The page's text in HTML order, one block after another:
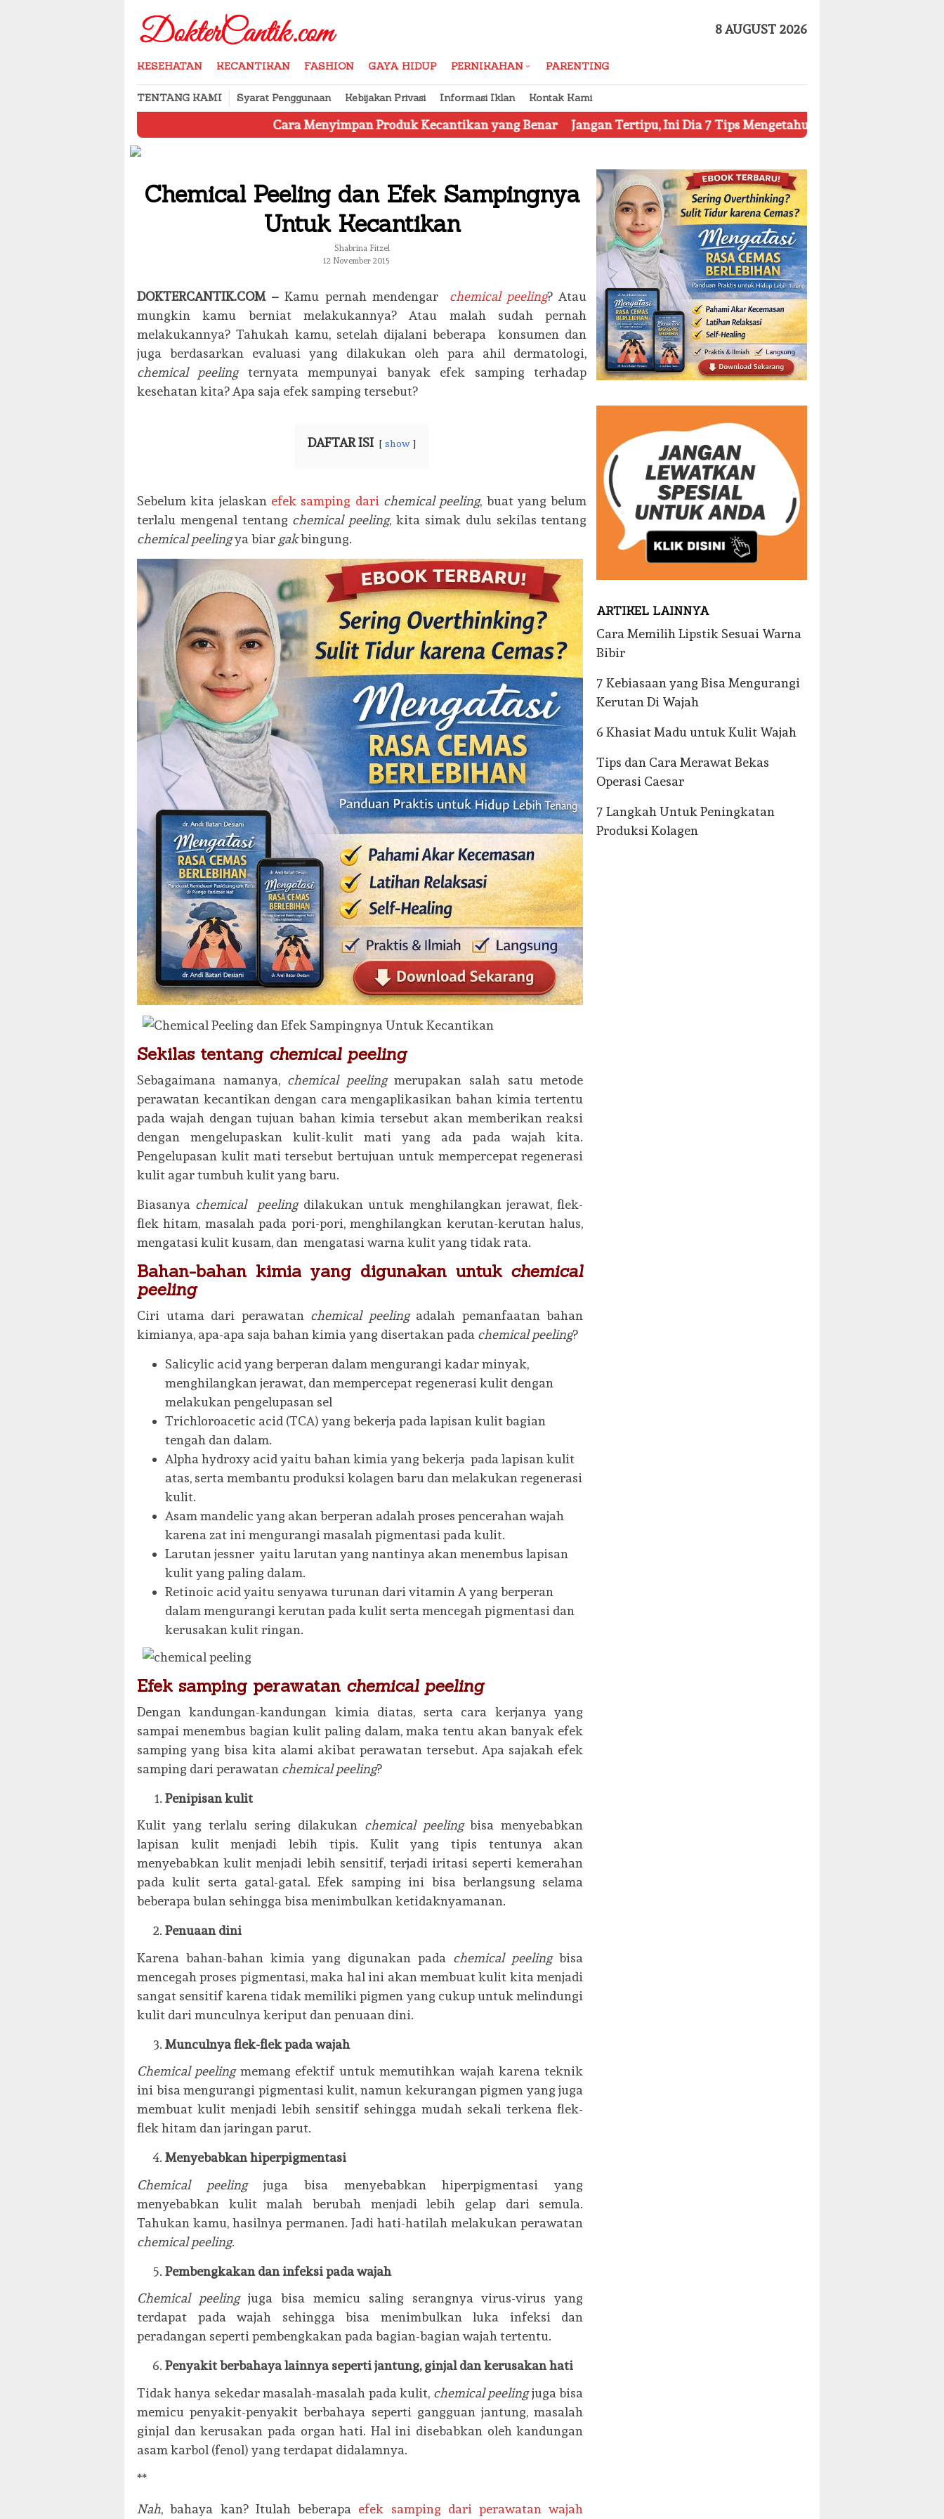
content
8 AUGUST 2026
KESEHATAN KECANTIKAN FASHION GAYA HIDUP PERNIKAHAN PARENTING
TENTANG KAMI Syarat Penggunaan Kebijakan Privasi Informasi Iklan Kontak Kami
Cara Menyimpan Produk Kecantikan yang Benar Jangan Tertipu, Ini Dia 7 Tips Mengetahui Kosmetik Palsu
Chemical Peeling dan Efek Sampingnya
Untuk Kecantikan
Shabrina Fitzel
12 November 2015
DOKTERCANTIK.COM – Kamu pernah mendengar chemical peeling? Atau
mungkin kamu berniat melakukannya? Atau malah sudah pernah
melakukannya? Tahukah kamu, setelah dijalani beberapa konsumen dan
juga berdasarkan evaluasi yang dilakukan oleh para ahil dermatologi,
chemical peelingternyata mempunyai banyak efek samping terhadap
kesehatan kita? Apa saja efek samping tersebut?
DAFTAR ISI show
Sebelum kita jelaskan efek samping dari chemical peeling, buat yang belum
terlalu mengenal tentang chemical peeling, kita simak dulu sekilas tentang
chemical peelingya biar gakbingung.
Sekilas tentang chemical peeling
Sebagaimana namanya, chemical peelingmerupakan salah satu metode
perawatan kecantikan dengan cara mengaplikasikan bahan kimia tertentu
pada wajah dengan tujuan bahan kimia tersebut akan memberikan reaksi
dengan mengelupaskan kulit-kulit mati yang ada pada wajah kita.
Pengelupasan kulit mati tersebut bertujuan untuk mempercepat regenerasi
kulit agar tumbuh kulit yang baru.
Biasanya chemical peelingdilakukan untuk menghilangkan jerawat, flek-
flek hitam, masalah pada pori-pori, menghilangkan kerutan-kerutan halus,
mengatasi kulit kusam, dan mengatasi warna kulit yang tidak rata.
Bahan-bahan kimia yang digunakan untuk chemical
peeling
Ciri utama dari perawatan chemical peelingadalah pemanfaatan bahan
kimianya, apa-apa saja bahan kimia yang disertakan pada chemical peeling?
Salicylic acid yang berperan dalam mengurangi kadar minyak,
menghilangkan jerawat, dan mempercepat regenerasi kulit dengan
melakukan pengelupasan sel
Trichloroacetic acid (TCA) yang bekerja pada lapisan kulit bagian
tengah dan dalam.
Alpha hydroxy acid yaitu bahan kimia yang bekerja pada lapisan kulit
atas, serta membantu produksi kolagen baru dan melakukan regenerasi
kulit.
Asam mandelic yang akan berperan adalah proses pencerahan wajah
karena zat ini mengurangi masalah pigmentasi pada kulit.
Larutan jessner yaitu larutan yang nantinya akan menembus lapisan
kulit yang paling dalam.
Retinoic acid yaitu senyawa turunan dari vitamin A yang berperan
dalam mengurangi kerutan pada kulit serta mencegah pigmentasi dan
kerusakan kulit ringan.
Efek samping perawatan chemical peeling
Dengan kandungan-kandungan kimia diatas, serta cara kerjanya yang
sampai menembus bagian kulit paling dalam, maka tentu akan banyak efek
samping yang bisa kita alami akibat perawatan tersebut. Apa sajakah efek
samping dari perawatan chemical peeling?
Penipisan kulit
Kulit yang terlalu sering dilakukan chemical peelingbisa menyebabkan
lapisan kulit menjadi lebih tipis. Kulit yang tipis tentunya akan
menyebabkan kulit menjadi lebih sensitif, terjadi iritasi seperti kemerahan
pada kulit serta gatal-gatal. Efek samping ini bisa berlangsung selama
beberapa bulan sehingga bisa menimbulkan ketidaknyamanan.
Penuaan dini
Karena bahan-bahan kimia yang digunakan pada chemical peelingbisa
mencegah proses pigmentasi, maka hal ini akan membuat kulit kita menjadi
sangat sensitif karena tidak memiliki pigmen yang cukup untuk melindungi
kulit dari munculnya keriput dan penuaan dini.
Munculnya flek-flek pada wajah
Chemical peelingmemang efektif untuk memutihkan wajah karena teknik
ini bisa mengurangi pigmentasi kulit, namun kekurangan pigmen yang juga
membuat kulit menjadi lebih sensitif sehingga mudah sekali terkena flek-
flek hitam dan jaringan parut.
Menyebabkan hiperpigmentasi
Chemical peelingjuga bisa menyebabkan hiperpigmentasi yang
menyebabkan kulit malah berubah menjadi lebih gelap dari semula.
Tahukan kamu, hasilnya permanen. Jadi hati-hatilah melakukan perawatan
chemical peeling.
Pembengkakan dan infeksi pada wajah
Chemical peelingjuga bisa memicu saling serangnya virus-virus yang
terdapat pada wajah sehingga bisa menimbulkan luka infeksi dan
peradangan seperti pembengkakan pada bagian-bagian wajah tertentu.
Penyakit berbahaya lainnya seperti jantung, ginjal dan kerusakan hati
Tidak hanya sekedar masalah-masalah pada kulit, chemical peelingjuga bisa
memicu penyakit-penyakit berbahaya seperti gangguan jantung, masalah
ginjal dan kerusakan pada organ hati. Hal ini disebabkan oleh kandungan
asam karbol (fenol) yang terdapat didalamnya.
**
Nah, bahaya kan? Itulah beberapa efek samping dari perawatan wajah
ARTIKEL LAINNYA
Cara Memilih Lipstik Sesuai Warna
Bibir
7 Kebiasaan yang Bisa Mengurangi
Kerutan Di Wajah
6 Khasiat Madu untuk Kulit Wajah
Tips dan Cara Merawat Bekas
Operasi Caesar
7 Langkah Untuk Peningkatan
Produksi Kolagen